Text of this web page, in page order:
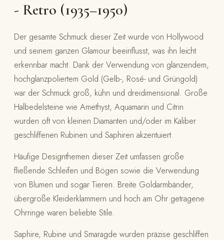
- Retro (1935–1950)
Der gesamte Schmuck dieser Zeit wurde von Hollywood
und seinem ganzen Glamour beeinflusst, was ihn leicht
erkennbar macht. Dank der Verwendung von glänzendem,
hochglanzpoliertem Gold (Gelb-, Rosé- und Grüngold)
war der Schmuck groß, kühn und dreidimensional. Große
Halbedelsteine wie Amethyst, Aquamarin und Citrin
wurden oft von kleinen Diamanten und/oder im Kaliber
geschliffenen Rubinen und Saphiren akzentuiert.
Häufige Designthemen dieser Zeit umfassen große
fließende Schleifen und Bögen sowie die Verwendung
von Blumen und sogar Tieren. Breite Goldarmbänder,
übergroße Kleiderklammern und hoch am Ohr getragene
Ohrringe waren beliebte Stile.
Saphire, Rubine und Smaragde wurden präzise geschliffen